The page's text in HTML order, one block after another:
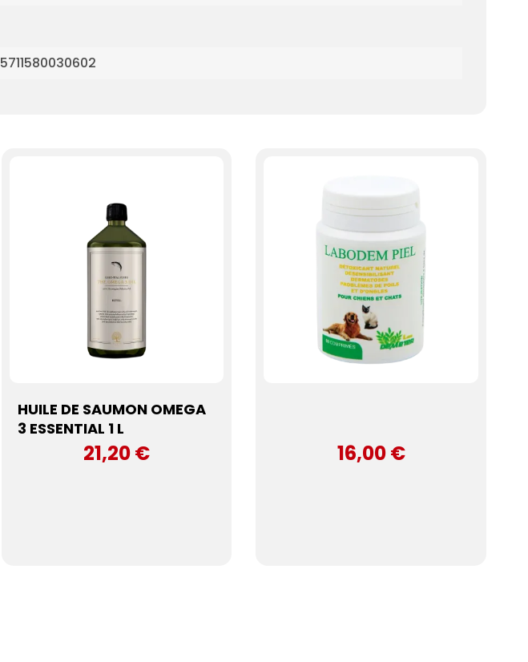
5711580030602
HUILE DE SAUMON OMEGA
3 ESSENTIAL 1 L
21,20 € 16,00 €